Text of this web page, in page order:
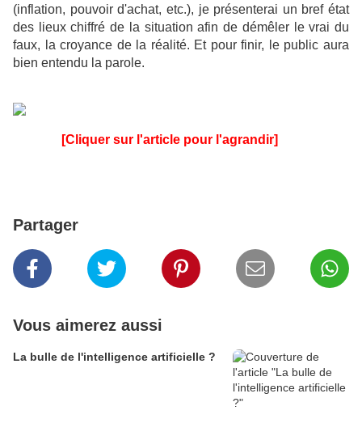
(inflation, pouvoir d'achat, etc.), je présenterai un bref état
des lieux chiffré de la situation afin de démêler le vrai du
faux, la croyance de la réalité. Et pour finir, le public aura
bien entendu la parole.
[Cliquer sur l'article pour l'agrandir]
Partager
Vous aimerez aussi
La bulle de l'intelligence artificielle ?